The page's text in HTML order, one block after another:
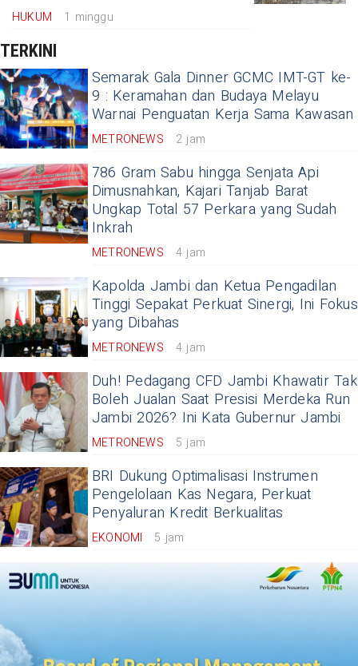
HUKUM 1 minggu
TERKINI
Semarak Gala Dinner GCMC IMT-GT ke-
9 : Keramahan dan Budaya Melayu
Warnai Penguatan Kerja Sama Kawasan
METRONEWS 2 jam
786 Gram Sabu hingga Senjata Api
Dimusnahkan, Kajari Tanjab Barat
Ungkap Total 57 Perkara yang Sudah
Inkrah
METRONEWS 4 jam
Kapolda Jambi dan Ketua Pengadilan
Tinggi Sepakat Perkuat Sinergi, Ini Fokus
yang Dibahas
METRONEWS 4 jam
Duh! Pedagang CFD Jambi Khawatir Tak
Boleh Jualan Saat Presisi Merdeka Run
Jambi 2026? Ini Kata Gubernur Jambi
METRONEWS 5 jam
BRI Dukung Optimalisasi Instrumen
Pengelolaan Kas Negara, Perkuat
Penyaluran Kredit Berkualitas
EKONOMI 5 jam